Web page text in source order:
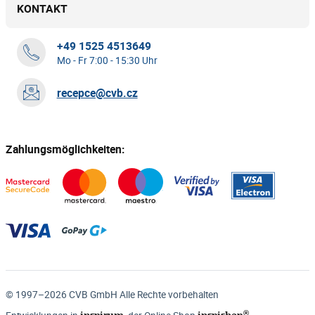
KONTAKT
+49 1525 4513649
Mo - Fr 7:00 - 15:30 Uhr
recepce@cvb.cz
Zahlungsmöglichkeiten:
© 1997–2026 CVB GmbH Alle Rechte vorbehalten
®